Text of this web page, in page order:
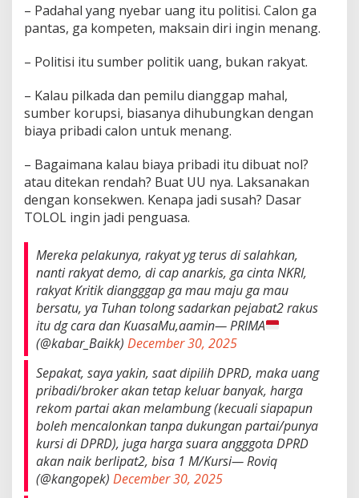
– Padahal yang nyebar uang itu politisi. Calon ga
pantas, ga kompeten, maksain diri ingin menang.
– Politisi itu sumber politik uang, bukan rakyat.
– Kalau pilkada dan pemilu dianggap mahal,
sumber korupsi, biasanya dihubungkan dengan
biaya pribadi calon untuk menang.
– Bagaimana kalau biaya pribadi itu dibuat nol?
atau ditekan rendah? Buat UU nya. Laksanakan
dengan konsekwen. Kenapa jadi susah? Dasar
TOLOL ingin jadi penguasa.
Mereka pelakunya, rakyat yg terus di salahkan,
nanti rakyat demo, di cap anarkis, ga cinta NKRI,
rakyat Kritik diangggap ga mau maju ga mau
bersatu, ya Tuhan tolong sadarkan pejabat2 rakus
itu dg cara dan KuasaMu,aamin— PRIMA
(@kabar_Baikk) December 30, 2025
Sepakat, saya yakin, saat dipilih DPRD, maka uang
pribadi/broker akan tetap keluar banyak, harga
rekom partai akan melambung (kecuali siapapun
boleh mencalonkan tanpa dukungan partai/punya
kursi di DPRD), juga harga suara angggota DPRD
akan naik berlipat2, bisa 1 M/Kursi— Roviq
(@kangopek) December 30, 2025